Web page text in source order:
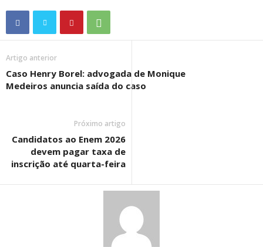
Artigo anterior
Caso Henry Borel: advogada de Monique
Medeiros anuncia saída do caso
Próximo artigo
Candidatos ao Enem 2026
devem pagar taxa de
inscrição até quarta-feira